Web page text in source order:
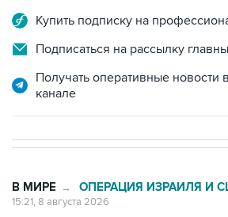
Купить подписку на
Подписаться на рассылку
Получать оперативные новости
канале
В МИРЕ → ОПЕРАЦИЯ ИЗРАИЛЯ И
15:21, 8 августа 2026